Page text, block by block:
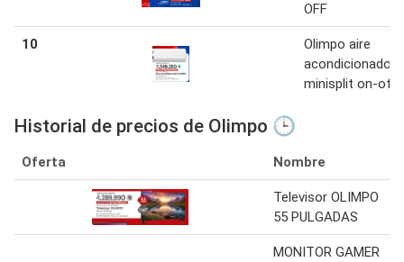
OFF
10
Olimpo aire
acondicionado
minisplit on-off
Historial de precios de Olimpo 🕒
Oferta Nombre
Televisor OLIMPO
55 PULGADAS
MONITOR GAMER